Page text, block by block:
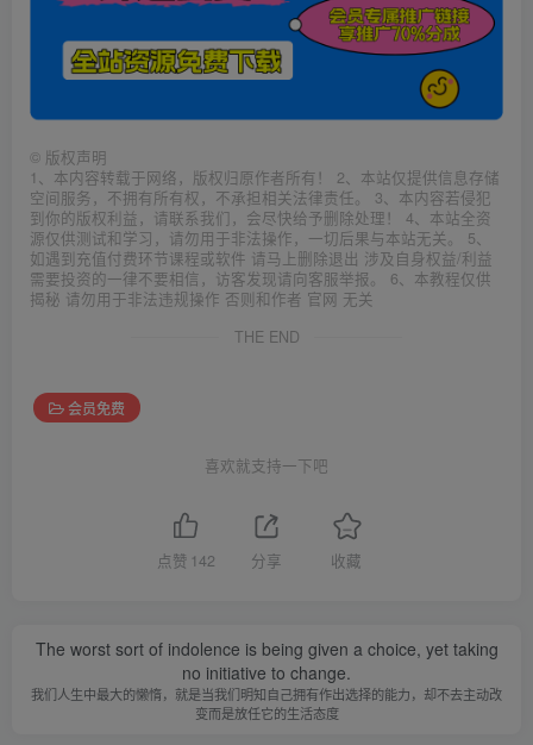
© 版权声明
1、本内容转载于网络，版权归原作者所有！ 2、本站仅提供信息存储
空间服务，不拥有所有权，不承担相关法律责任。 3、本内容若侵犯
到你的版权利益，请联系我们，会尽快给予删除处理！ 4、本站全资
源仅供测试和学习，请勿用于非法操作，一切后果与本站无关。 5、
如遇到充值付费环节课程或软件 请马上删除退出 涉及自身权益/利益
需要投资的一律不要相信，访客发现请向客服举报。 6、本教程仅供
揭秘 请勿用于非法违规操作 否则和作者 官网 无关
THE END
会员免费
喜欢就支持一下吧
点赞 142 分享 收藏
The worst sort of indolence is being given a choice, yet taking
no initiative to change.
我们人生中最大的懒惰，就是当我们明知自己拥有作出选择的能力，却不去主动改
变而是放任它的生活态度